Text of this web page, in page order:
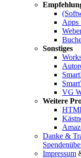
Apps
Sonstiges
VG
Weitere
Danke &
Impressum